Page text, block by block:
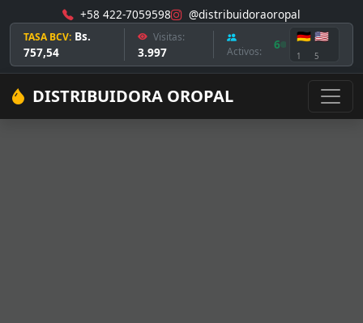
+58 422-7059598 @distribuidoraoropal
TASA BCV: Bs.
757,54
Visitas:
3.997 Activos: 6
🇩🇪
1
🇺🇸
5
DISTRIBUIDORA OROPAL